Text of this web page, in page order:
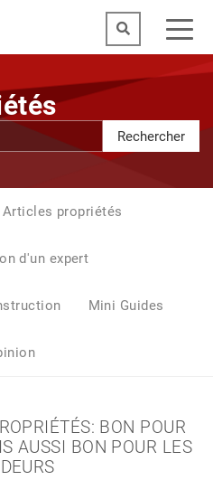
Rechercher
Articles propriétés
d'un expert
Mini Guides
BON POUR
AUSSI BON POUR LES